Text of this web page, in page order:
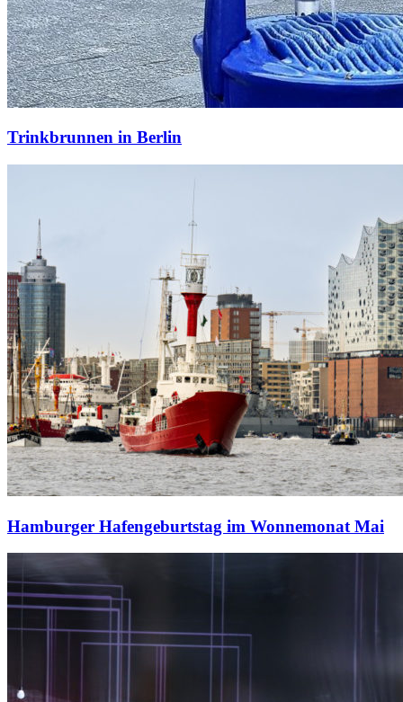
Trinkbrunnen in Berlin
Hamburger Hafengeburtstag im Wonnemonat Mai